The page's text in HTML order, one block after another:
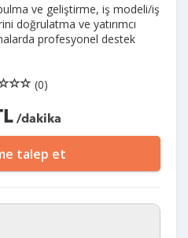
ve geliştirme, iş modeli/iş
doğrulatma ve yatırımcı
profesyonel destek
(0)
/dakika
talep et